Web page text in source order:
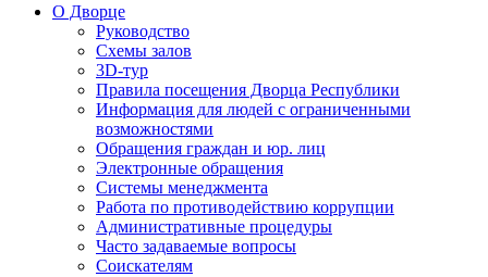
О Дворце
Руководство
Схемы залов
3D-тур
Правила посещения Дворца Республики
Информация для людей с ограниченными
возможностями
Обращения граждан и юр. лиц
Электронные обращения
Системы менеджмента
Работа по противодействию коррупции
Административные процедуры
Часто задаваемые вопросы
Соискателям